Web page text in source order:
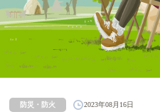
防災・防火 2023年08月16日